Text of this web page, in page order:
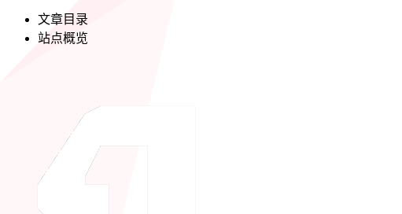
文章目录
站点概览